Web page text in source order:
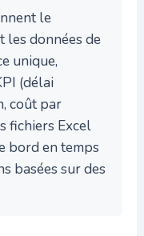
le
les données de
unique,
(délai
coût par
fichiers Excel
bord en temps
basées sur des